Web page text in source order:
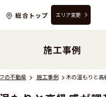
アーキホームライフの不動産
総合トップ エリア変更
の不動産 施工事例 木の温もりと高
施工事例